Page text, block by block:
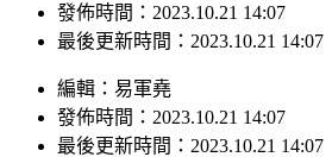
發佈時間：2023.10.21 14:07
最後更新時間：2023.10.21 14:07
編輯 ： 易軍堯
發佈時間： 2023.10.21 14:07
最後更新時間： 2023.10.21 14:07